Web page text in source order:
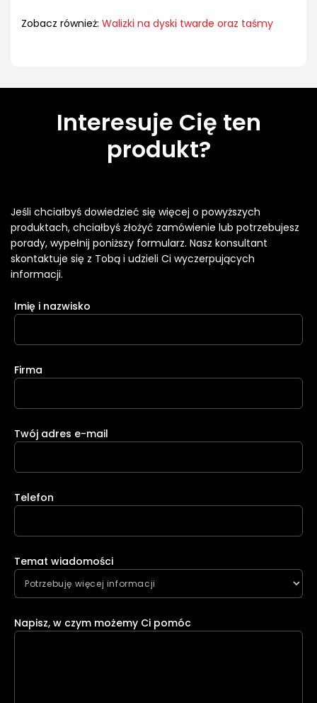
Zobacz również: Walizki na dyski twarde oraz taśmy
Interesuje Cię ten
produkt?
Jeśli chciałbyś dowiedzieć się więcej o powyższych
produktach, chciałbyś złożyć zamówienie lub potrzebujesz
porady, wypełnij poniższy formularz. Nasz konsultant
skontaktuje się z Tobą i udzieli Ci wyczerpujących
informacji.
Imię i nazwisko
Firma
Twój adres e-mail
Telefon
Temat wiadomości
Napisz, w czym możemy Ci pomóc